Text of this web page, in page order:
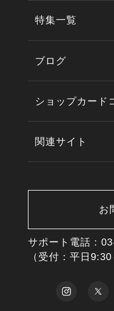
特集一覧
ブログ
ショップカード
関連サイト
お
サポート電話 :
（受付：平日9:30